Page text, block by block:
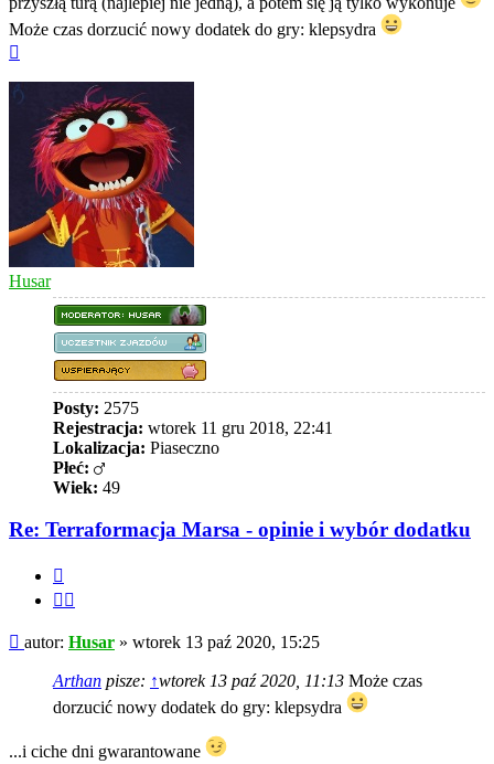
Może czas dorzucić nowy dodatek do gry: klepsydra
Husar
Posty: 2575
Rejestracja: wtorek 11 gru 2018, 22:41
Lokalizacja: Piaseczno
Płeć:
Wiek: 49
Re: Terraformacja Marsa - opinie i wybór dodatku
Post
autor: Husar » wtorek 13 paź 2020, 15:25
Arthan pisze: ↑wtorek 13 paź 2020, 11:13 Może czas
dorzucić nowy dodatek do gry: klepsydra
...i ciche dni gwarantowane